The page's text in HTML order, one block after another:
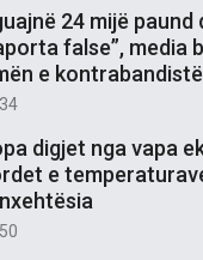
24 mijë paund
false”, media
e
digjet nga vapa
e